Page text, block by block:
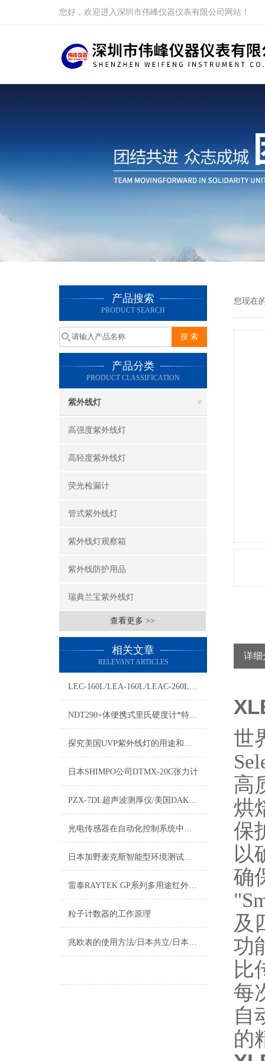
您好，欢迎进入深圳市伟峰仪器仪表有限公司网站！
产品搜索
PRODUCT SEARCH
产品分类
PRODUCT CLASSIFICATION
紫外线灯
高强度紫外线灯
高轻度紫外线灯
荧光检漏计
管式紫外线灯
紫外线灯观察箱
紫外线防护用品
瑞典兰宝紫外线灯
查看更多 >>
相关文章
RELEVANT ARTICLES
LEC-160L/LEA-160L/LEAC-260L紫外线灯/紫外分析仪
NDT290+体便携式里氏硬度计*特点：双显、真彩色TFT液晶显示屏
探究美国UVP紫外线灯的用途和安全性
日本SHIMPO公司DTMX-20C张力计
PZX-7DL超声波测厚仪/美国DAKOTA公司
光电传感器在自动化控制系统中的广泛应用
日本加野麦克斯智能型环境测试仪新型号对照表
雷泰RAYTEK GP系列多用途红外测温仪
粒子计数器的工作原理
兆欧表的使用方法/日本共立/日本日置/福禄克兆欧表测试方法
您现在
详细
世
高
烘
保
以
确
及
功
比
每
自
的